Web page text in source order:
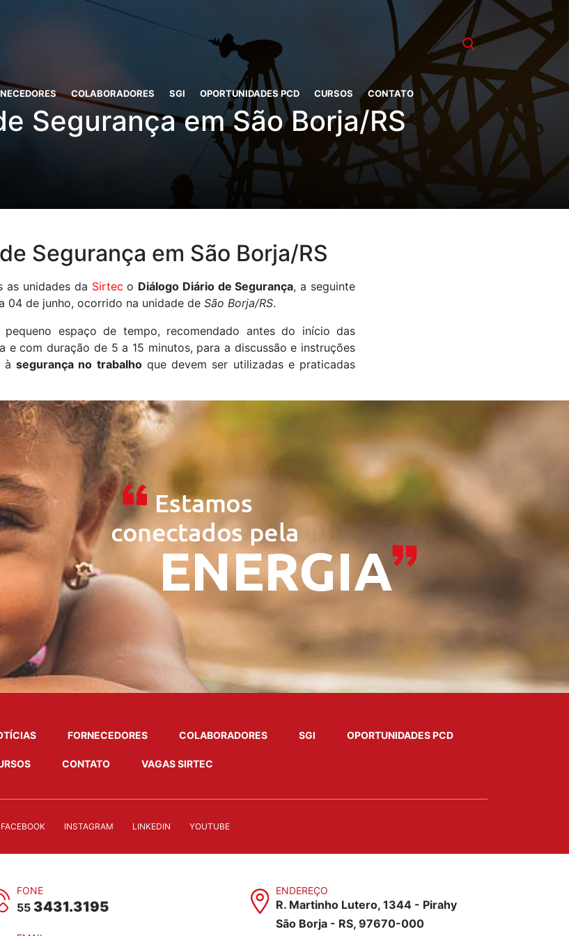
COLABORADORES SGI OPORTUNIDADES PCD CURSOS CONTATO
Segurança em São Borja/RS
Segurança em São Borja/RS
as unidades da Sirtec o Diálogo Diário de Segurança, a seguinte
04 de junho, ocorrido na unidade de São Borja/RS.
espaço de tempo, recomendado antes do início das
e com duração de 5 a 15 minutos, para a discussão e instruções
àsegurança no trabalhoque devem ser utilizadas e praticadas
FORNECEDORES COLABORADORES SGI OPORTUNIDADES PCD
CONTATO VAGAS SIRTEC
FACEBOOK INSTAGRAM LINKEDIN YOUTUBE
FONE
55 3431.3195
ENDEREÇO
R. Martinho Lutero, 1344 - Pirahy
São Borja - RS, 97670-000